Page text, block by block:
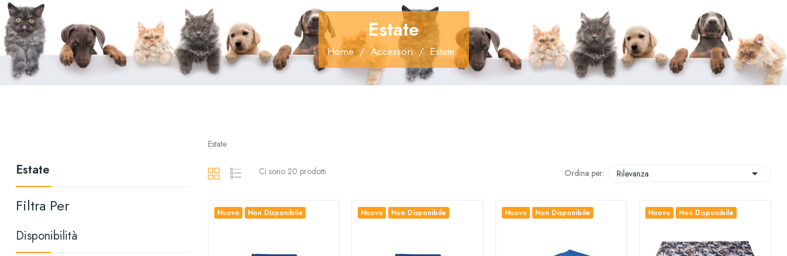
Estate
Home Accessori Estate
Estate
Filtra Per
Disponibilità
Estate
Ci sono 20 prodotti. Ordina per: Rilevanza 
Nuovo Non Disponibile Nuovo Non Disponibile Nuovo Non Disponibile Nuovo Non Disponibile